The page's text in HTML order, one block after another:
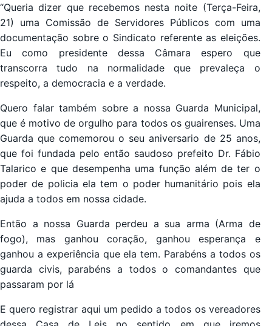
“Queria dizer que recebemos nesta noite (Terça-Feira,
21) uma Comissão de Servidores Públicos com uma
documentação sobre o Sindicato referente as eleições.
Eu como presidente dessa Câmara espero que
transcorra tudo na normalidade que prevaleça o
respeito, a democracia e a verdade.
Quero falar também sobre a nossa Guarda Municipal,
que é motivo de orgulho para todos os guairenses. Uma
Guarda que comemorou o seu aniversario de 25 anos,
que foi fundada pelo então saudoso prefeito Dr. Fábio
Talarico e que desempenha uma função além de ter o
poder de policia ela tem o poder humanitário pois ela
ajuda a todos em nossa cidade.
Então a nossa Guarda perdeu a sua arma (Arma de
fogo), mas ganhou coração, ganhou esperança e
ganhou a experiência que ela tem. Parabéns a todos os
guarda civis, parabéns a todos o comandantes que
passaram por lá
E quero registrar aqui um pedido a todos os vereadores